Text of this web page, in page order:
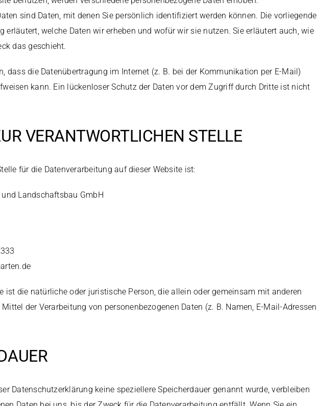
sind Daten, mit denen Sie persönlich identifiziert werden können. Die vorliegende
erläutert, welche Daten wir erheben und wofür wir sie nutzen. Sie erläutert auch, wie
das geschieht.
dass die Datenübertragung im Internet (z. B. bei der Kommunikation per E-Mail)
kann. Ein lückenloser Schutz der Daten vor dem Zugriff durch Dritte ist nicht
VERANTWORTLICHEN STELLE
für die Datenverarbeitung auf dieser Website ist:
Landschaftsbau GmbH
ist die natürliche oder juristische Person, die allein oder gemeinsam mit anderen
der Verarbeitung von personenbezogenen Daten (z. B. Namen, E-Mail-Adressen
Datenschutzerklärung keine speziellere Speicherdauer genannt wurde, verbleiben